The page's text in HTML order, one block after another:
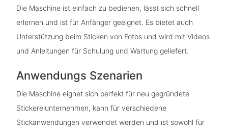
Die Maschine ist einfach zu bedienen, lässt sich schnell
erlernen und ist für Anfänger geeignet. Es bietet auch
Unterstützung beim Sticken von Fotos und wird mit Videos
und Anleitungen für Schulung und Wartung geliefert.
Anwendungs Szenarien
Die Maschine eignet sich perfekt für neu gegründete
Stickereiunternehmen, kann für verschiedene
Stickanwendungen verwendet werden und ist sowohl für